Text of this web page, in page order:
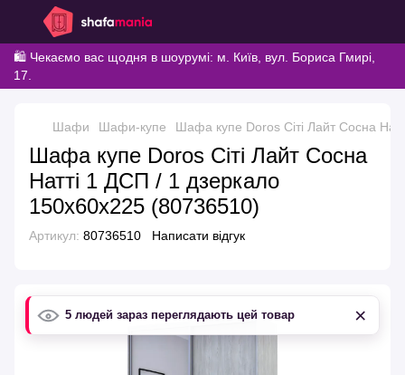
🛍️ Чекаємо вас щодня в шоурумі: м. Київ, вул. Бориса Гмирі,
17.
Шафи Шафи-купе Шафа купе Doros Сіті Лайт Сосна
Шафа купе Doros Сіті Лайт Сосна
Натті 1 ДСП / 1 дзеркало
150х60х225 (80736510)
Артикул: 80736510 Написати відгук
5 людей зараз переглядають цей товар ×